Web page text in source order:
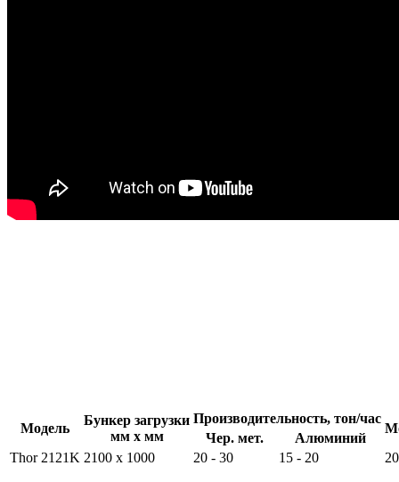
Модель
Бункер загрузки
мм х мм
Производительность, тон/час
Чер. мет.
Алюминий
Thor 2121K 2100 x 1000 20 - 30 15 - 20